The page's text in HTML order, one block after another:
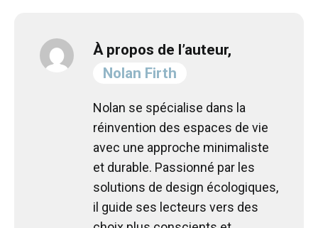
À propos de l’auteur,
Nolan Firth
Nolan se spécialise dans la
réinvention des espaces de vie
avec une approche minimaliste
et durable. Passionné par les
solutions de design écologiques,
il guide ses lecteurs vers des